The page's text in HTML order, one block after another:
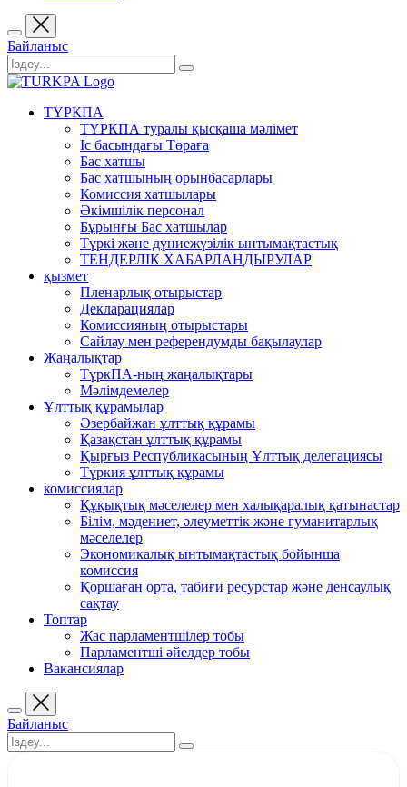
Байланыс
ТҮРКПА
ТҮРКПА туралы қысқаша мәлімет
Iс басындағы Төраға
Бас хатшы
Бас хатшының орынбасарлары
Комиссия хатшылары
Әкімшілік персонал
Бұрынғы Бас хатшылар
Түркі және дүниежүзілік ынтымақтастық
ТЕНДЕРЛІК ХАБАРЛАНДЫРУЛАР
қызмет
Пленарлық отырыстар
Декларациялар
Комиссияның отырыстары
Сайлау мен референдумды бақылаулар
Жаңалықтар
ТүркПА-ның жаңалықтары
Мәлімдемелер
Ұлттық құрамылар
Әзербайжан ұлттық құрамы
Қазақстан ұлттық құрамы
Қырғыз Республикасының Ұлттық делегациясы
Түркия ұлттық құрамы
комиссиялар
Құқықтық мәселелер мен халықаралық қатынастар
Білім, мәдениет, әлеуметтік және гуманитарлық
мәселелер
Экономикалық ынтымақтастық бойынша
комиссия
Қоршаған орта, табиғи ресурстар және денсаулық
сақтау
Топтар
Жас парламентшілер тобы
Парламентші әйелдер тобы
Вакансиялар
Байланыс